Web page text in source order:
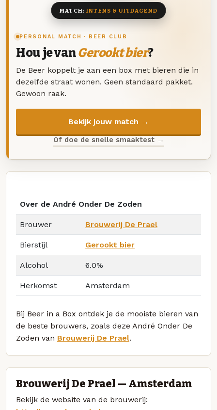
PERSONAL MATCH · BEER CLUB
Hou je vanGerookt bier?
De Beer koppelt je aan een box met bieren die in
dezelfde straat wonen. Geen standaard pakket.
Gewoon raak.
Bekijk jouw match →
Of doe de snelle smaaktest →
MATCH:INTENS & UITDAGEND
Over de André Onder De Zoden
Brouwer Brouwerij De Prael
Bierstijl Gerookt bier
Alcohol 6.0%
Herkomst Amsterdam
Bij Beer in a Box ontdek je de mooiste bieren van
de beste brouwers, zoals deze André Onder De
Zoden van Brouwerij De Prael.
Brouwerij De Prael — Amsterdam
Bekijk de website van de brouwerij: